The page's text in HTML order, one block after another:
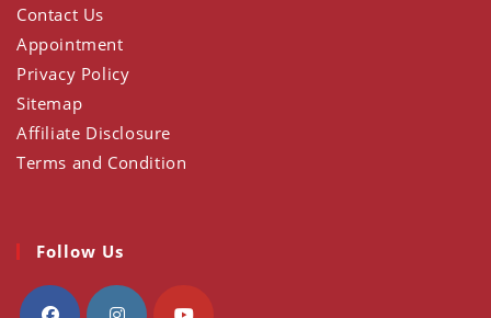
Contact Us
Appointment
Privacy Policy
Sitemap
Affiliate Disclosure
Terms and Condition
Follow Us